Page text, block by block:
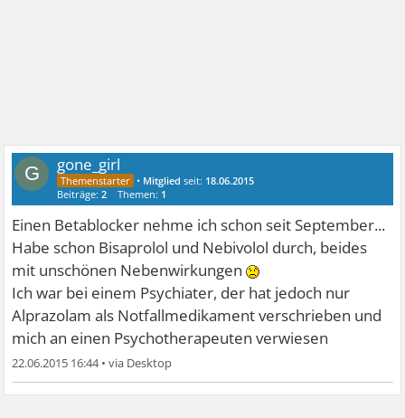
G gone_girl
• Mitglied seit: 18.06.2015
Beiträge:2 Themen: 1
Einen Betablocker nehme ich schon seit September...
Habe schon Bisaprolol und Nebivolol durch, beides
mit unschönen Nebenwirkungen
Ich war bei einem Psychiater, der hat jedoch nur
Alprazolam als Notfallmedikament verschrieben und
mich an einen Psychotherapeuten verwiesen
22.06.2015 16:44•